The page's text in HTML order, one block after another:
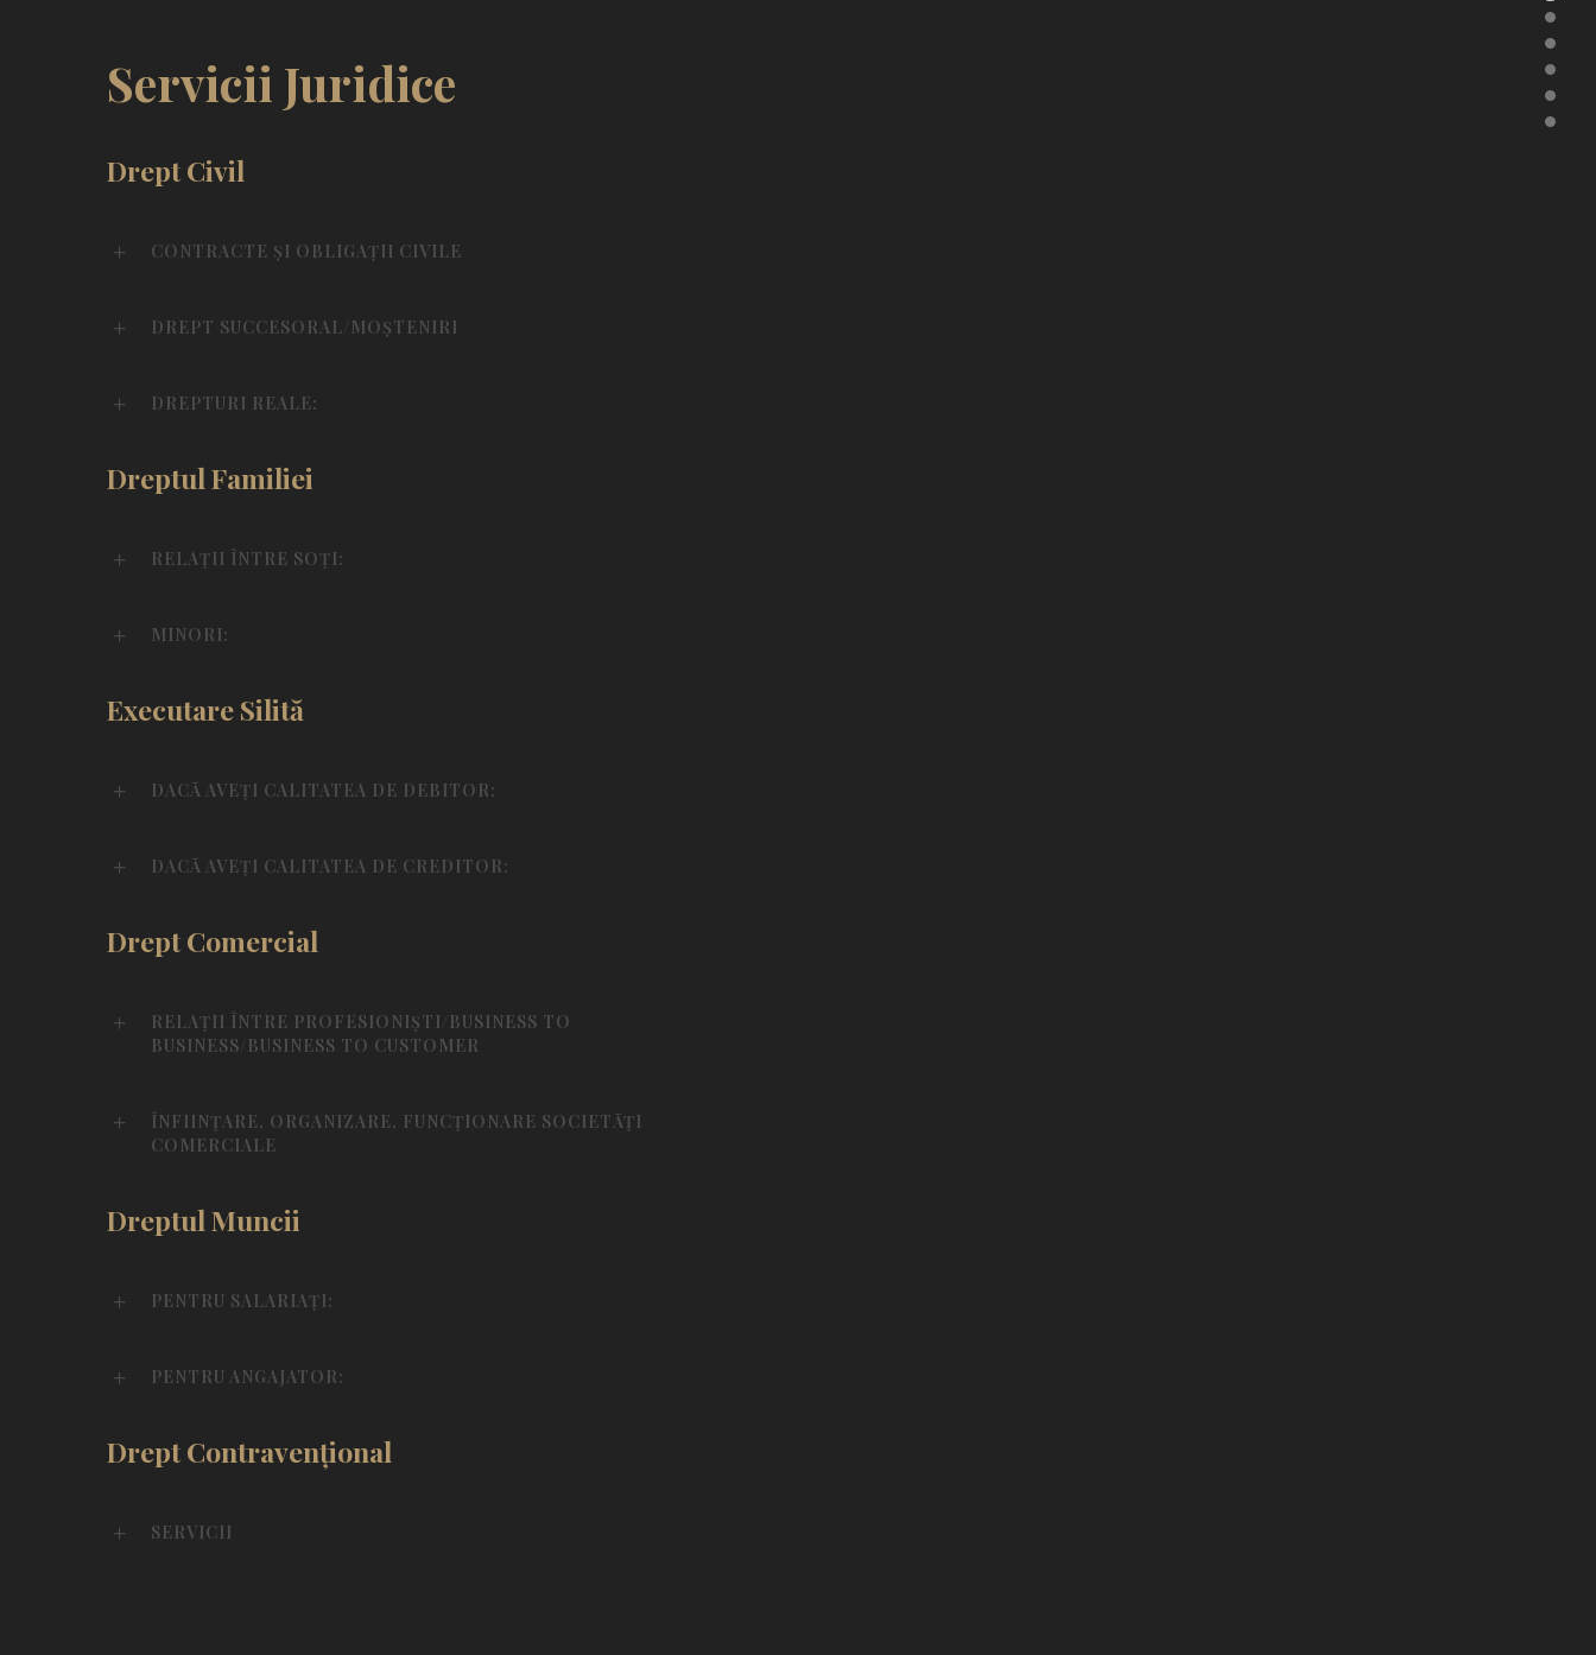
Servicii Juridice
Drept Civil
CONTRACTE ȘI OBLIGAȚII CIVILE
DREPT SUCCESORAL/MOȘTENIRI
DREPTURI REALE:
Dreptul Familiei
RELAȚII ÎNTRE SOȚI:
MINORI:
Executare Silită
DACĂ AVEȚI CALITATEA DE DEBITOR:
DACĂ AVEȚI CALITATEA DE CREDITOR:
Drept Comercial
RELAȚII ÎNTRE PROFESIONIȘTI/BUSINESS TO
BUSINESS/BUSINESS TO CUSTOMER
ÎNFIINȚARE, ORGANIZARE, FUNCȚIONARE SOCIETĂȚI
COMERCIALE
Dreptul Muncii
PENTRU SALARIAȚI:
PENTRU ANGAJATOR:
Drept Contravențional
SERVICII